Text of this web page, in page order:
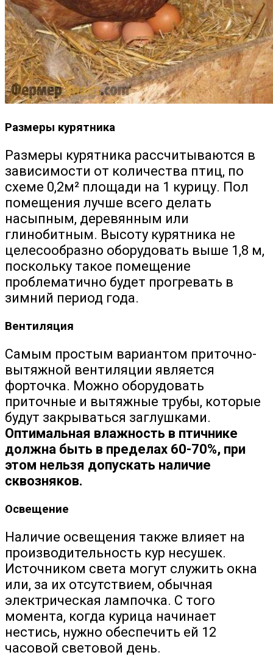
Размеры курятника
Размеры курятника рассчитываются в
зависимости от количества птиц, по
схеме 0,2м² площади на 1 курицу. Пол
помещения лучше всего делать
насыпным, деревянным или
глинобитным. Высоту курятника не
целесообразно оборудовать выше 1,8 м,
поскольку такое помещение
проблематично будет прогревать в
зимний период года.
Вентиляция
Самым простым вариантом приточно-
вытяжной вентиляции является
форточка. Можно оборудовать
приточные и вытяжные трубы, которые
будут закрываться заглушками.
Оптимальная влажность в птичнике
должна быть в пределах 60-70%, при
этом нельзя допускать наличие
сквозняков.
Освещение
Наличие освещения также влияет на
производительность кур несушек.
Источником света могут служить окна
или, за их отсутствием, обычная
электрическая лампочка. С того
момента, когда курица начинает
нестись, нужно обеспечить ей 12
часовой световой день.